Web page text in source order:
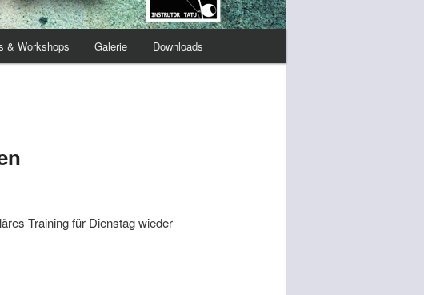
& Workshops Galerie Downloads
Training für Dienstag wieder